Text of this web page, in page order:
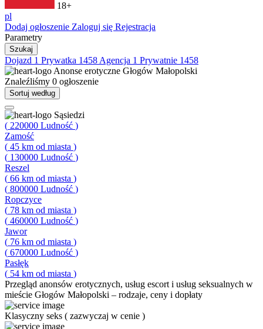
18+
pl
Dodaj ogłoszenie Zaloguj się Rejestracja
Parametry
Szukaj
Dojazd 1 Prywatka 1458 Agencja 1 Prywatnie 1458
Anonse erotyczne Głogów Małopolski
Znaleźliśmy 0 ogłoszenie
Sortuj według
Sąsiedzi
( 220000 Ludność )
Zamość
( 45 km od miasta )
( 130000 Ludność )
Reszel
( 66 km od miasta )
( 800000 Ludność )
Ropczyce
( 78 km od miasta )
( 460000 Ludność )
Jawor
( 76 km od miasta )
( 670000 Ludność )
Pasłęk
( 54 km od miasta )
Przegląd anonsów erotycznych, usług escort i usług seksualnych w
mieście Głogów Małopolski – rodzaje, ceny i dopłaty
Klasyczny seks ( zazwyczaj w cenie )